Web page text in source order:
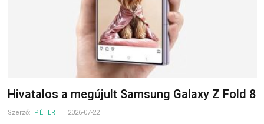
Hivatalos a megújult Samsung Galaxy Z Fold 8
Szerző: PÉTER 2026-07-22